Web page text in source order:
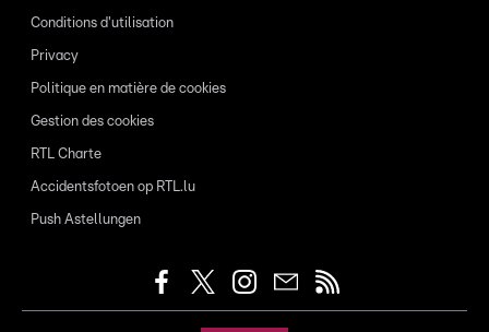
Conditions d'utilisation
Privacy
Politique en matière de cookies
Gestion des cookies
RTL Charte
Accidentsfotoen op RTL.lu
Push Astellungen